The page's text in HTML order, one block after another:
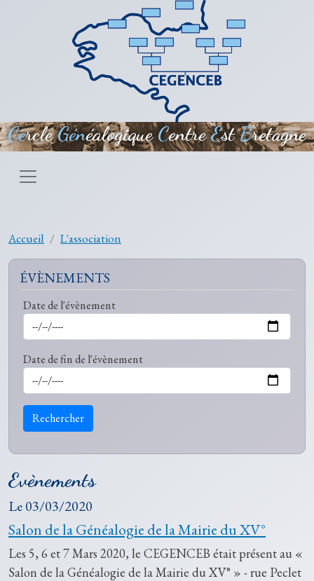
Aller au contenu principal
CercleGénéalogiqueCentreEstBretagne
Accueil L'association
Evènements
Le03/03/2020
Salon de la Généalogie de la Mairie du XV°
Les 5, 6 et 7 Mars 2020, le CEGENCEB était présent au «
Salon de la Généalogie de la Mairie du XV° » - rue Peclet
ÉVÈNEMENTS
Date de l'évènement
Date de fin de l'évènement
Rechercher